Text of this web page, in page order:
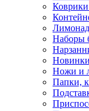
Наборы
Новинки
Ножи и
Папки,